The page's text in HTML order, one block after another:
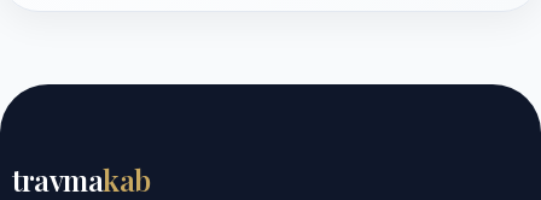
travmakab